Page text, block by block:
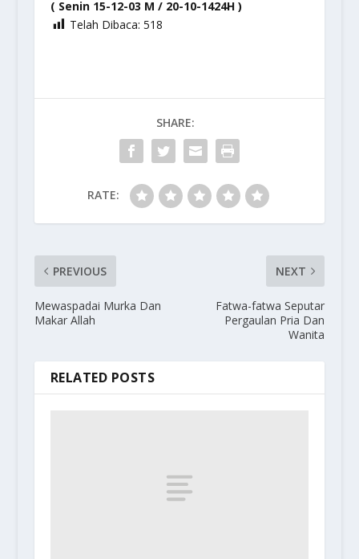
( Senin 15-12-03 M / 20-10-1424H )
Telah Dibaca: 518
SHARE:
RATE:
PREVIOUS
Mewaspadai Murka Dan
Makar Allah
NEXT
Fatwa-fatwa Seputar
Pergaulan Pria Dan
Wanita
RELATED POSTS